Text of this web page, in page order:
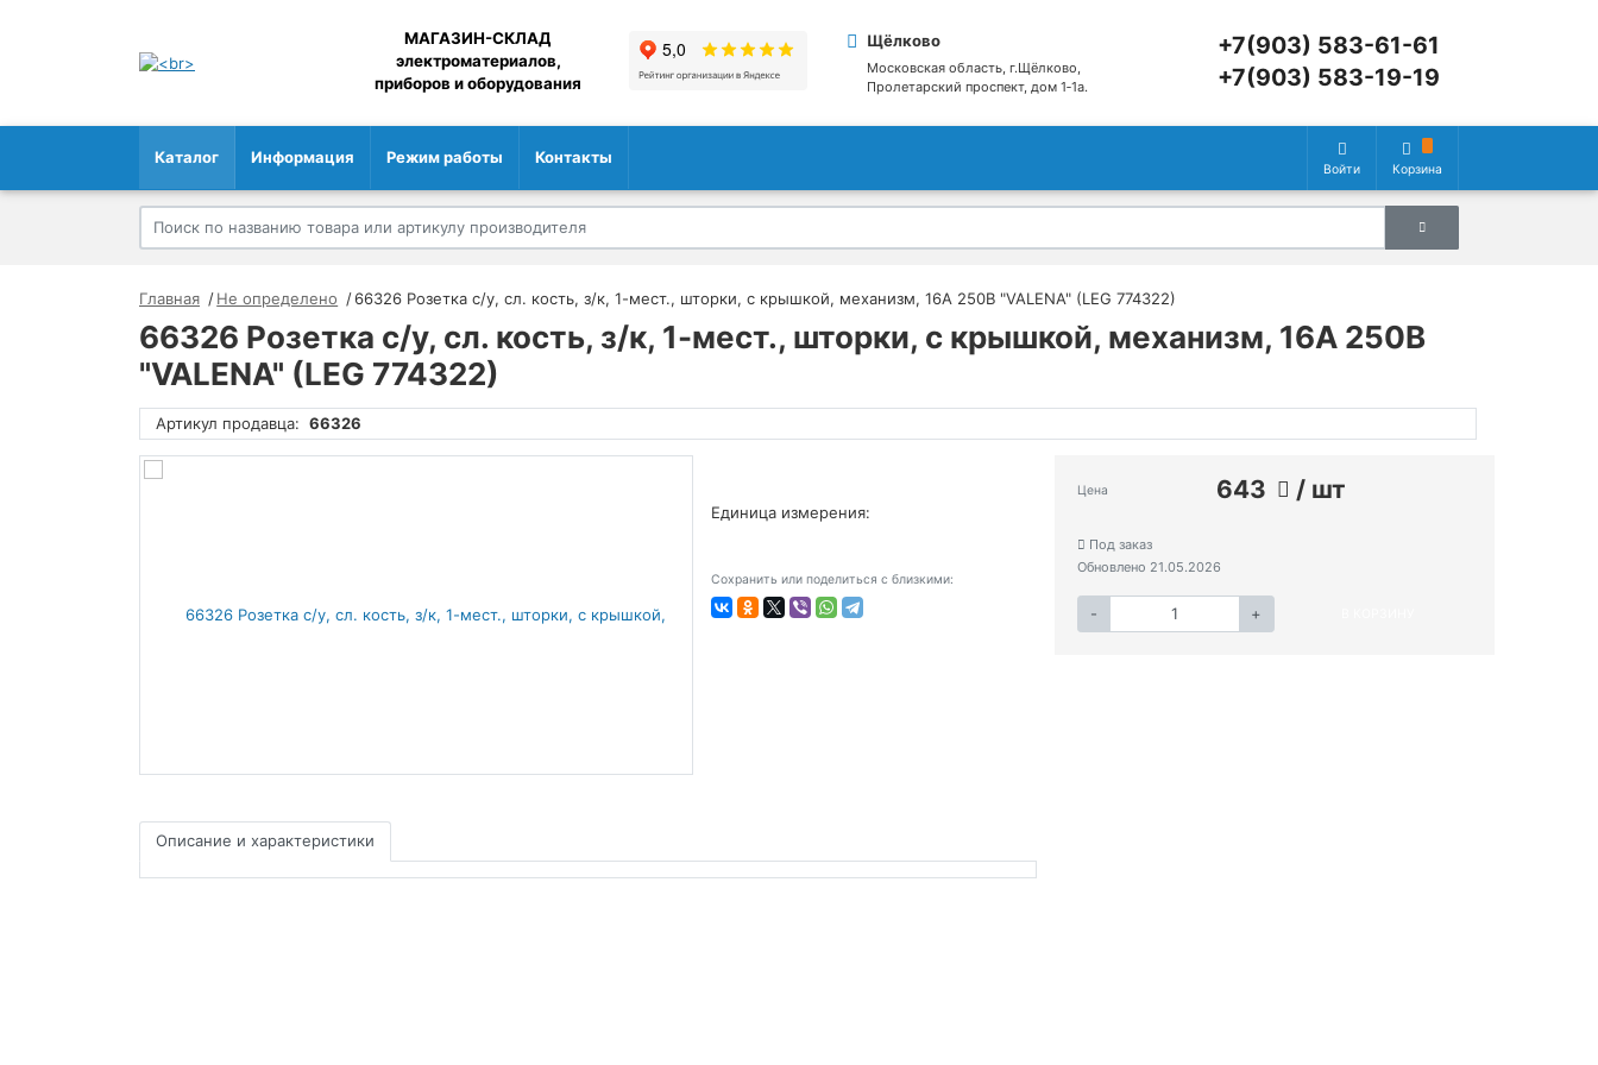
МАГАЗИН-СКЛАД
электроматериалов,
приборов и оборудования
Щёлково
Московская область, г.Щёлково,
Пролетарский проспект, дом 1‑1а.
+7(903) 583-61-61
+7(903) 583-19-19
Каталог Информация Режим работы Контакты
Войти Корзина
Главная Не определено 66326 Розетка с/у, сл. кость, з/к, 1-мест., шторки, с крышкой, механизм, 16А 250В "VALENA" (LEG 774322)
66326 Розетка с/у, сл. кость, з/к, 1-мест., шторки, с крышкой, механизм, 16А 250В
"VALENA" (LEG 774322)
Артикул продавца: 66326
Единица измерения:
Сохранить или поделиться с близкими:
Цена 643 / шт
Под заказ
Обновлено 21.05.2026
- +
Описание и характеристики